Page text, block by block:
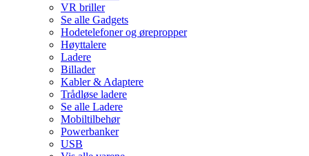
VR briller
Se alle Gadgets
Hodetelefoner og ørepropper
Høyttalere
Ladere
Billader
Kabler & Adaptere
Trådløse ladere
Se alle Ladere
Mobiltilbehør
Powerbanker
USB